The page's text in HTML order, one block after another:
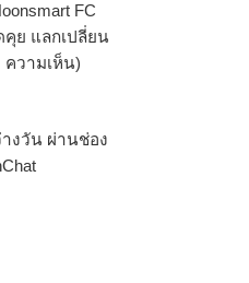
FC
คุย แลกเปลี่ยน
ความเห็น)
งวัน ผ่านช่อง